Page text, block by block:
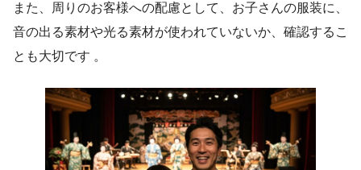
また、周りのお客様への配慮として、お子さんの服装に、
音の出る素材や光る素材が使われていないか、確認するこ
とも大切です 。